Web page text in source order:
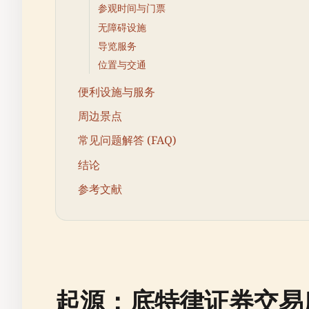
参观时间与门票
无障碍设施
导览服务
位置与交通
便利设施与服务
周边景点
常见问题解答 (FAQ)
结论
参考文献
起源：底特律证券交